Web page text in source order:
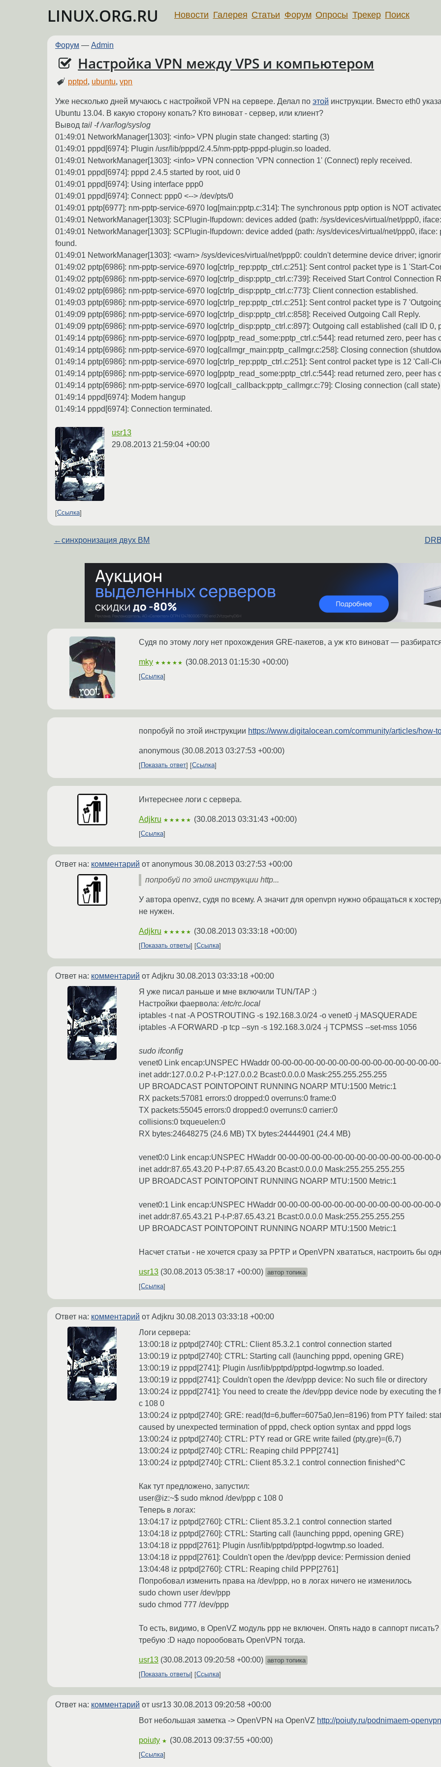
LINUX.ORG.RU Новости Галерея Статьи Форум Опросы Трекер Поиск
Форум — Admin
Настройка VPN между VPS и компьютером
pptpd, ubuntu,vpn
Уже несколько дней мучаюсь с настройкой VPN на сервере. Делал по этой инструкции. Вместо eth0
Ubuntu 13.04. В какую сторону копать? Кто виноват - сервер, или клиент?
Вывод tail -f /var/log/syslog
01:49:01 NetworkManager[1303]: <info> VPN plugin state changed: starting (3)
01:49:01 pppd[6974]: Plugin /usr/lib/pppd/2.4.5/nm-pptp-pppd-plugin.so loaded.
01:49:01 NetworkManager[1303]: <info> VPN connection 'VPN connection 1' (Connect) reply received.
01:49:01 pppd[6974]: pppd 2.4.5 started by root, uid 0
01:49:01 pppd[6974]: Using interface ppp0
01:49:01 pppd[6974]: Connect: ppp0 <--> /dev/pts/0
01:49:01 pptp[6977]: nm-pptp-service-6970 log[main:pptp.c:314]: The synchronous pptp option is NOT activated
01:49:01 NetworkManager[1303]: SCPlugin-Ifupdown: devices added (path: /sys/devices/virtual/net/ppp0,
01:49:01 NetworkManager[1303]: SCPlugin-Ifupdown: device added (path: /sys/devices/virtual/net/ppp0,
found.
01:49:01 NetworkManager[1303]: <warn> /sys/devices/virtual/net/ppp0: couldn't determine device driver;
01:49:02 pptp[6986]: nm-pptp-service-6970 log[ctrlp_rep:pptp_ctrl.c:251]: Sent control packet type is 1 'Start-
01:49:02 pptp[6986]: nm-pptp-service-6970 log[ctrlp_disp:pptp_ctrl.c:739]: Received Start Control Connection
01:49:02 pptp[6986]: nm-pptp-service-6970 log[ctrlp_disp:pptp_ctrl.c:773]: Client connection established.
01:49:03 pptp[6986]: nm-pptp-service-6970 log[ctrlp_rep:pptp_ctrl.c:251]: Sent control packet type is 7
01:49:09 pptp[6986]: nm-pptp-service-6970 log[ctrlp_disp:pptp_ctrl.c:858]: Received Outgoing Call Reply.
01:49:09 pptp[6986]: nm-pptp-service-6970 log[ctrlp_disp:pptp_ctrl.c:897]: Outgoing call established (call ID 0,
01:49:14 pptp[6986]: nm-pptp-service-6970 log[pptp_read_some:pptp_ctrl.c:544]: read returned zero, peer has
01:49:14 pptp[6986]: nm-pptp-service-6970 log[callmgr_main:pptp_callmgr.c:258]: Closing connection
01:49:14 pptp[6986]: nm-pptp-service-6970 log[ctrlp_rep:pptp_ctrl.c:251]: Sent control packet type is 12 'Call-
01:49:14 pptp[6986]: nm-pptp-service-6970 log[pptp_read_some:pptp_ctrl.c:544]: read returned zero, peer has
01:49:14 pptp[6986]: nm-pptp-service-6970 log[call_callback:pptp_callmgr.c:79]: Closing connection (call state)
01:49:14 pppd[6974]: Modem hangup
01:49:14 pppd[6974]: Connection terminated.
usr13
29.08.2013 21:59:04 +00:00
Ссылка
←синхронизация двух ВМ
Судя по этому логу нет прохождения GRE-пакетов, а уж кто виноват —
mky ★★★★★ (30.08.2013 01:15:30 +00:00)
Ссылка
попробуй по этой инструкции https://www.digitalocean.com/community/articles/how-
anonymous (30.08.2013 03:27:53 +00:00)
Показать ответ Ссылка
Интереснее логи с сервера.
Adjkru ★★★★★ (30.08.2013 03:31:43 +00:00)
Ссылка
Ответ на: комментарий от anonymous 30.08.2013 03:27:53 +00:00
попробуй по этой инструкции http...
У автора openvz, судя по всему. А значит для openvpn нужно обращаться к
не нужен.
Adjkru ★★★★★ (30.08.2013 03:33:18 +00:00)
Показать ответы Ссылка
Ответ на: комментарий от Adjkru 30.08.2013 03:33:18 +00:00
Я уже писал раньше и мне включили TUN/TAP :)
Настройки фаервола:/etc/rc.local
iptables -t nat -A POSTROUTING -s 192.168.3.0/24 -o venet0 -j MASQUERADE
iptables -A FORWARD -p tcp --syn -s 192.168.3.0/24 -j TCPMSS --set-mss 1056
sudo ifconfig
venet0 Link encap:UNSPEC HWaddr 00-00-00-00-00-00-00-00-00-00-00-00-00-00-
inet addr:127.0.0.2 P-t-P:127.0.0.2 Bcast:0.0.0.0 Mask:255.255.255.255
UP BROADCAST POINTOPOINT RUNNING NOARP MTU:1500 Metric:1
RX packets:57081 errors:0 dropped:0 overruns:0 frame:0
TX packets:55045 errors:0 dropped:0 overruns:0 carrier:0
collisions:0 txqueuelen:0
RX bytes:24648275 (24.6 MB) TX bytes:24444901 (24.4 MB)
venet0:0 Link encap:UNSPEC HWaddr 00-00-00-00-00-00-00-00-00-00-00-00-00-00-
inet addr:87.65.43.20 P-t-P:87.65.43.20 Bcast:0.0.0.0 Mask:255.255.255.255
UP BROADCAST POINTOPOINT RUNNING NOARP MTU:1500 Metric:1
venet0:1 Link encap:UNSPEC HWaddr 00-00-00-00-00-00-00-00-00-00-00-00-00-00-
inet addr:87.65.43.21 P-t-P:87.65.43.21 Bcast:0.0.0.0 Mask:255.255.255.255
UP BROADCAST POINTOPOINT RUNNING NOARP MTU:1500 Metric:1
Насчет статьи - не хочется сразу за PPTP и OpenVPN хвататься, настроить бы
usr13 (30.08.2013 05:38:17 +00:00) автор топика
Ссылка
Ответ на: комментарий от Adjkru 30.08.2013 03:33:18 +00:00
Логи сервера:
13:00:18 iz pptpd[2740]: CTRL: Client 85.3.2.1 control connection started
13:00:19 iz pptpd[2740]: CTRL: Starting call (launching pppd, opening GRE)
13:00:19 iz pppd[2741]: Plugin /usr/lib/pptpd/pptpd-logwtmp.so loaded.
13:00:19 iz pppd[2741]: Couldn't open the /dev/ppp device: No such file or directory
13:00:24 iz pppd[2741]: You need to create the /dev/ppp device node by executing
c 108 0
13:00:24 iz pptpd[2740]: GRE: read(fd=6,buffer=6075a0,len=8196) from PTY failed:
caused by unexpected termination of pppd, check option syntax and pppd logs
13:00:24 iz pptpd[2740]: CTRL: PTY read or GRE write failed (pty,gre)=(6,7)
13:00:24 iz pptpd[2740]: CTRL: Reaping child PPP[2741]
13:00:24 iz pptpd[2740]: CTRL: Client 85.3.2.1 control connection finished^C
Как тут предложено, запустил:
user@iz:~$ sudo mknod /dev/ppp c 108 0
Теперь в логах:
13:04:17 iz pptpd[2760]: CTRL: Client 85.3.2.1 control connection started
13:04:18 iz pptpd[2760]: CTRL: Starting call (launching pppd, opening GRE)
13:04:18 iz pppd[2761]: Plugin /usr/lib/pptpd/pptpd-logwtmp.so loaded.
13:04:18 iz pppd[2761]: Couldn't open the /dev/ppp device: Permission denied
13:04:48 iz pptpd[2760]: CTRL: Reaping child PPP[2761]
Попробовал изменить права на /dev/ppp, но в логах ничего не изменилось
sudo chown user /dev/ppp
sudo chmod 777 /dev/ppp
То есть, видимо, в OpenVZ модуль ppp не включен. Опять надо в саппорт
требую :D надо порообовать OpenVPN тогда.
usr13 (30.08.2013 09:20:58 +00:00) автор топика
Показать ответы
Ссылка
Ответ на: комментарий от usr13 30.08.2013 09:20:58 +00:00
Вот небольшая заметка -> OpenVPN на OpenVZ http://poiuty.ru/podnimaem-
poiuty ★ (30.08.2013 09:37:55 +00:00)
Ссылка